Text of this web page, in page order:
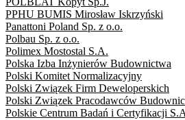
PPHU BUMIS Mirosław Iskrzyński
Panattoni Poland Sp. z o.o.
Polbau Sp. z o.o.
Polimex Mostostal S.A.
Polska Izba Inżynierów Budownictwa
Polski Komitet Normalizacyjny
Polski Związek Firm Deweloperskich
Polski Związek Pracodawców
Polskie Centrum Badań i Certyfikacji